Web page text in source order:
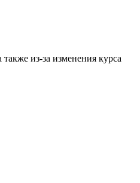
из-за изменения курса